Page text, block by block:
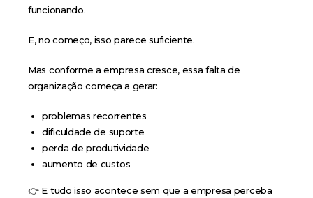
funcionando.
E, no começo, isso parece suficiente.
Mas conforme a empresa cresce, essa falta de
organização começa a gerar:
problemas recorrentes
dificuldade de suporte
perda de produtividade
aumento de custos
👉 E tudo isso acontece sem que a empresa perceba